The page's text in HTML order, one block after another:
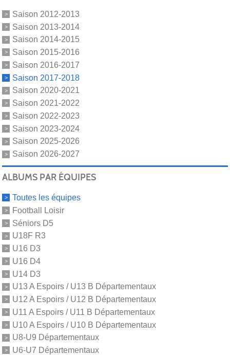
Saison 2012-2013
Saison 2013-2014
Saison 2014-2015
Saison 2015-2016
Saison 2016-2017
Saison 2017-2018
Saison 2020-2021
Saison 2021-2022
Saison 2022-2023
Saison 2023-2024
Saison 2025-2026
Saison 2026-2027
ALBUMS PAR ÉQUIPES
Toutes les équipes
Football Loisir
Séniors D5
U18F R3
U16 D3
U16 D4
U14 D3
U13 A Espoirs / U13 B Départementaux
U12 A Espoirs / U12 B Départementaux
U11 A Espoirs / U11 B Départementaux
U10 A Espoirs / U10 B Départementaux
U8-U9 Départementaux
U6-U7 Départementaux